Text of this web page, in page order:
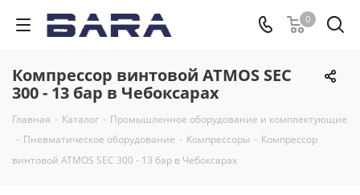
0
Компрессор винтовой ATMOS SEC
300 - 13 бар в Чебоксарах
Главная - Каталог - Промышленное оборудование и комплектующие
- Пневматическое оборудование - Компрессоры - Компрессор
винтовой ATMOS SEC 300 - 13 бар в Чебоксарах